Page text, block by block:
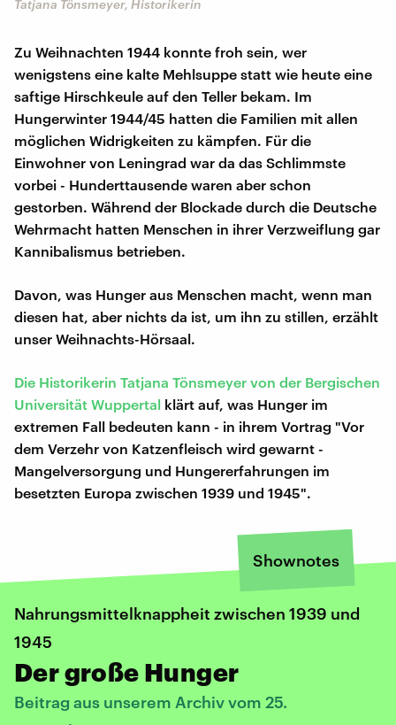
Tatjana Tönsmeyer, Historikerin
Zu Weihnachten 1944 konnte froh sein, wer
wenigstens eine kalte Mehlsuppe statt wie heute eine
saftige Hirschkeule auf den Teller bekam. Im
Hungerwinter 1944/45 hatten die Familien mit allen
möglichen Widrigkeiten zu kämpfen. Für die
Einwohner von Leningrad war da das Schlimmste
vorbei - Hunderttausende waren aber schon
gestorben. Während der Blockade durch die Deutsche
Wehrmacht hatten Menschen in ihrer Verzweiflung gar
Kannibalismus betrieben.
Davon, was Hunger aus Menschen macht, wenn man
diesen hat, aber nichts da ist, um ihn zu stillen, erzählt
unser Weihnachts-Hörsaal.
Die Historikerin Tatjana Tönsmeyer von der Bergischen
Universität Wuppertal klärt auf, was Hunger im
extremen Fall bedeuten kann - in ihrem Vortrag "Vor
dem Verzehr von Katzenfleisch wird gewarnt -
Mangelversorgung und Hungererfahrungen im
besetzten Europa zwischen 1939 und 1945".
Shownotes
Nahrungsmittelknappheit zwischen 1939 und
1945
Der große Hunger
Beitrag aus unserem Archiv vom 25.